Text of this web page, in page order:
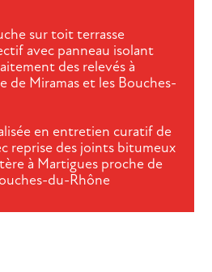
sur toit terrasse
avec panneau isolant
des relevés à
de Miramas et les Bouches-
en entretien curatif de
reprise des joints bitumeux
à Martigues proche de
du-Rhône